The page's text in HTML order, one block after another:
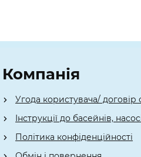
Компанія
Угода користувача/ договір
Інструкції до басейнів,
Політика конфіденційності